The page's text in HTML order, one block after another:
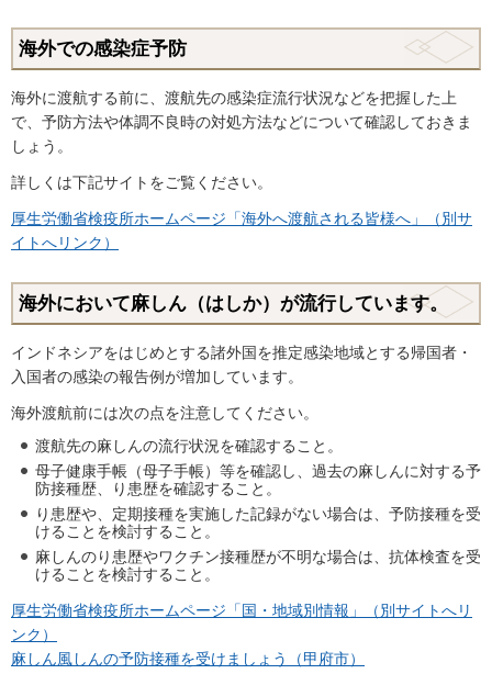
海外での感染症予防
海外に渡航する前に、渡航先の感染症流行状況などを把握した上
で、予防方法や体調不良時の対処方法などについて確認しておきま
しょう。
詳しくは下記サイトをご覧ください。
厚生労働省検疫所ホームページ「海外へ渡航される皆様へ」（別サ
イトへリンク）
海外において麻しん（はしか）が流行しています。
インドネシアをはじめとする諸外国を推定感染地域とする帰国者・
入国者の感染の報告例が増加しています。
海外渡航前には次の点を注意してください。
渡航先の麻しんの流行状況を確認すること。
母子健康手帳（母子手帳）等を確認し、過去の麻しんに対する予
防接種歴、り患歴を確認すること。
り患歴や、定期接種を実施した記録がない場合は、予防接種を受
けることを検討すること。
麻しんのり患歴やワクチン接種歴が不明な場合は、抗体検査を受
けることを検討すること。
厚生労働省検疫所ホームページ「国・地域別情報」（別サイトへリ
ンク）
麻しん風しんの予防接種を受けましょう（甲府市）